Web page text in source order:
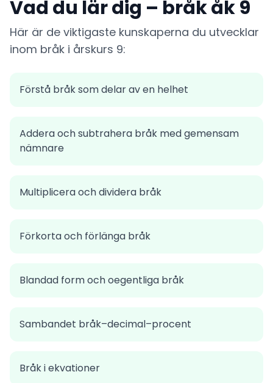
Vad du lär dig – bråk åk 9
Här är de viktigaste kunskaperna du utvecklar
inom bråk i årskurs 9:
Förstå bråk som delar av en helhet
Addera och subtrahera bråk med gemensam
nämnare
Multiplicera och dividera bråk
Förkorta och förlänga bråk
Blandad form och oegentliga bråk
Sambandet bråk–decimal–procent
Bråk i ekvationer